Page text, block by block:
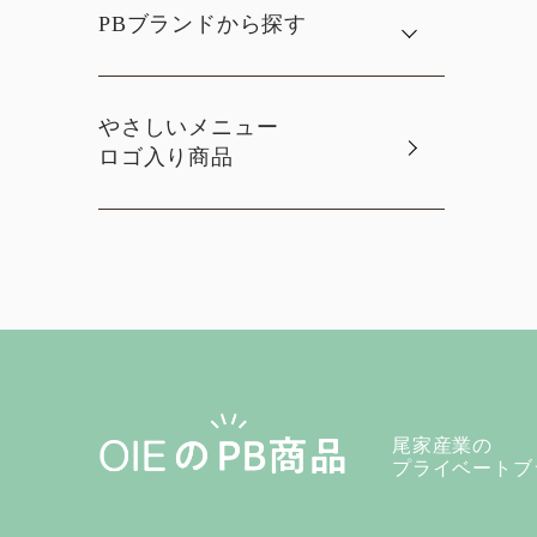
PBブランドから探す
やさしいメニュー
ロゴ入り商品
尾家産業の
プライベート